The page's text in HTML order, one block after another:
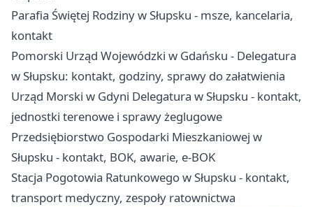
Parafia Świętej Rodziny w Słupsku - msze, kancelaria,
kontakt
Pomorski Urząd Wojewódzki w Gdańsku - Delegatura
w Słupsku: kontakt, godziny, sprawy do załatwienia
Urząd Morski w Gdyni Delegatura w Słupsku - kontakt,
jednostki terenowe i sprawy żeglugowe
Przedsiębiorstwo Gospodarki Mieszkaniowej w
Słupsku - kontakt, BOK, awarie, e-BOK
Stacja Pogotowia Ratunkowego w Słupsku - kontakt,
transport medyczny, zespoły ratownictwa